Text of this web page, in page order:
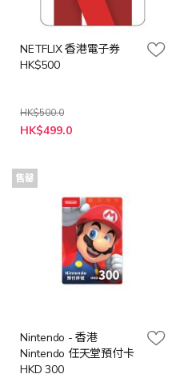
NETFLIX 香港電子券
HK$500
HK$500.0
特
殊
HK$499.0
售罄
Nintendo - 香港
Nintendo 任天堂預付卡
HKD 300